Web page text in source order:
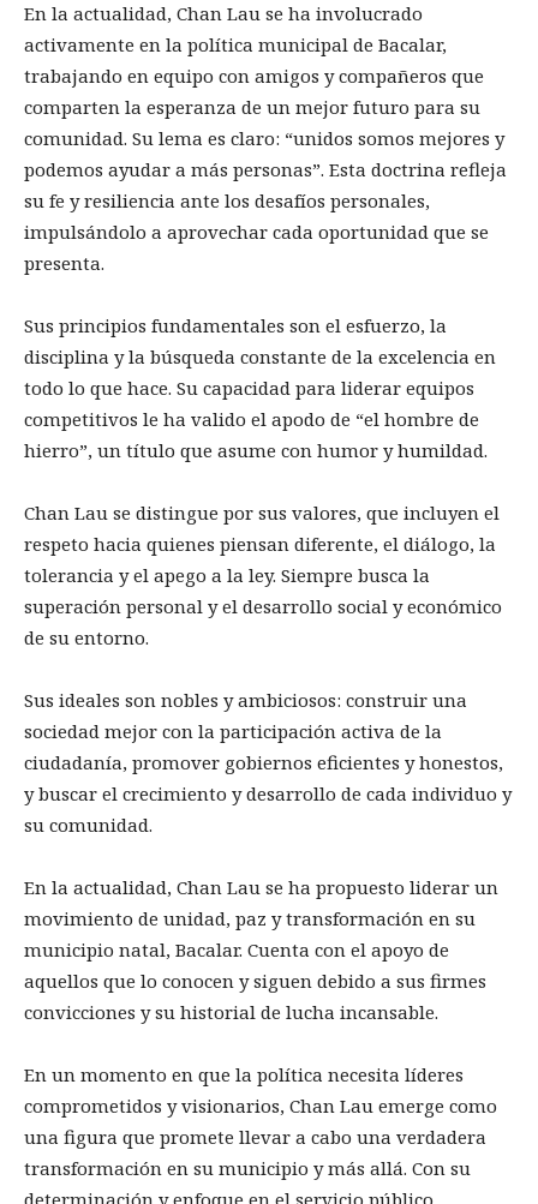
En la actualidad, Chan Lau se ha involucrado
activamente en la política municipal de Bacalar,
trabajando en equipo con amigos y compañeros que
comparten la esperanza de un mejor futuro para su
comunidad. Su lema es claro: “unidos somos mejores y
podemos ayudar a más personas”. Esta doctrina refleja
su fe y resiliencia ante los desafíos personales,
impulsándolo a aprovechar cada oportunidad que se
presenta.
Sus principios fundamentales son el esfuerzo, la
disciplina y la búsqueda constante de la excelencia en
todo lo que hace. Su capacidad para liderar equipos
competitivos le ha valido el apodo de “el hombre de
hierro”, un título que asume con humor y humildad.
Chan Lau se distingue por sus valores, que incluyen el
respeto hacia quienes piensan diferente, el diálogo, la
tolerancia y el apego a la ley. Siempre busca la
superación personal y el desarrollo social y económico
de su entorno.
Sus ideales son nobles y ambiciosos: construir una
sociedad mejor con la participación activa de la
ciudadanía, promover gobiernos eficientes y honestos,
y buscar el crecimiento y desarrollo de cada individuo y
su comunidad.
En la actualidad, Chan Lau se ha propuesto liderar un
movimiento de unidad, paz y transformación en su
municipio natal, Bacalar. Cuenta con el apoyo de
aquellos que lo conocen y siguen debido a sus firmes
convicciones y su historial de lucha incansable.
En un momento en que la política necesita líderes
comprometidos y visionarios, Chan Lau emerge como
una figura que promete llevar a cabo una verdadera
transformación en su municipio y más allá. Con su